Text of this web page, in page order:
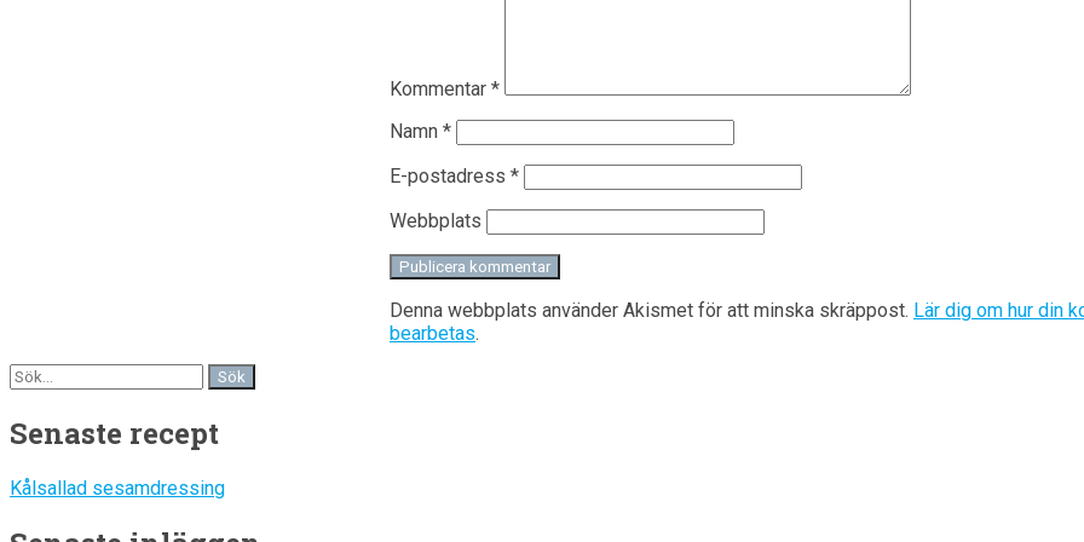
Kommentar *
Namn *
E-postadress *
Webbplats
Denna webbplats använder Akismet för att minska skräppost. Lär dig om hur din
bearbetas.
Senaste recept
Kålsallad sesamdressing